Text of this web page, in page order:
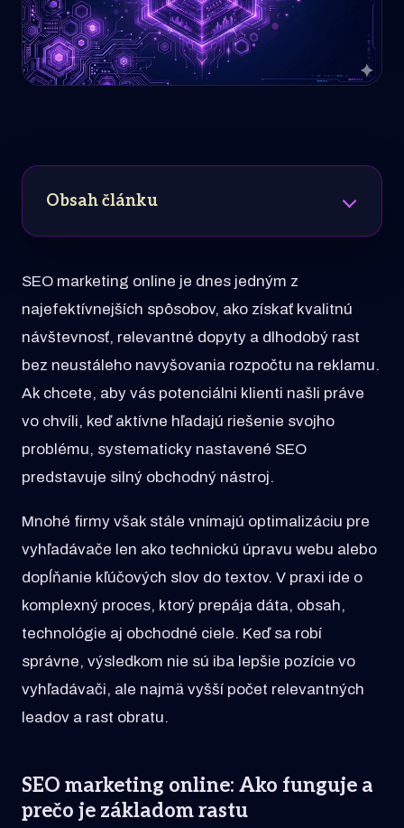
Obsah článku
SEO marketing online je dnes jedným z
najefektívnejších spôsobov, ako získať kvalitnú
návštevnosť, relevantné dopyty a dlhodobý rast
bez neustáleho navyšovania rozpočtu na reklamu.
Ak chcete, aby vás potenciálni klienti našli práve
vo chvíli, keď aktívne hľadajú riešenie svojho
problému, systematicky nastavené SEO
predstavuje silný obchodný nástroj.
Mnohé firmy však stále vnímajú optimalizáciu pre
vyhľadávače len ako technickú úpravu webu alebo
dopĺňanie kľúčových slov do textov. V praxi ide o
komplexný proces, ktorý prepája dáta, obsah,
technológie aj obchodné ciele. Keď sa robí
správne, výsledkom nie sú iba lepšie pozície vo
vyhľadávači, ale najmä vyšší počet relevantných
leadov a rast obratu.
SEO marketing online: Ako funguje a
prečo je základom rastu